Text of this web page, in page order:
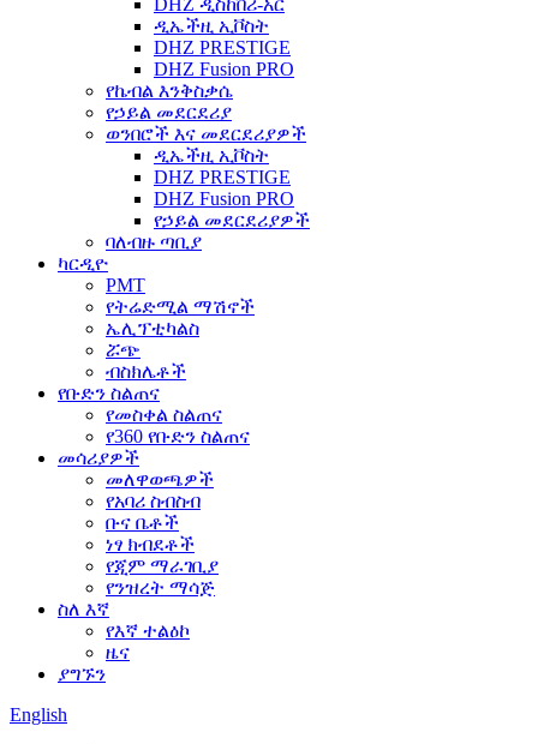
DHZ ዲስከቨሪ-አር
ዲኤችዚ ኢቮስት
DHZ PRESTIGE
DHZ Fusion PRO
የኬብል እንቅስቃሴ
የኃይል መደርደሪያ
ወንበሮች እና መደርደሪያዎች
ዲኤችዚ ኢቮስት
DHZ PRESTIGE
DHZ Fusion PRO
የኃይል መደርደሪያዎች
ባለብዙ ጣቢያ
ካርዲዮ
PMT
የትሬድሚል ማሽኖች
ኤሊፕቲካልስ
ሯጭ
ብስክሌቶች
የቡድን ስልጠና
የመስቀል ስልጠና
የ360 የቡድን ስልጠና
መሳሪያዎች
መለዋወጫዎች
የአባሪ ስብስብ
ቡና ቤቶች
ነፃ ክብደቶች
የጂም ማራገቢያ
የንዝረት ማሳጅ
ስለ እኛ
የእኛ ተልዕኮ
ዜና
ያግኙን
English